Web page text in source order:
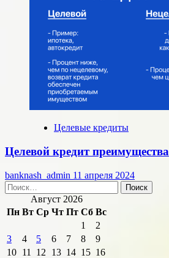
Целевые кредиты
Целевой кредит преимущества
banknash_admin 11 апреля 2024
Найти:
Август 2026
Пн Вт Ср Чт Пт Сб Вс
1
2
3
4 5 6 7 8
9
10 11 12 13 14 15 16